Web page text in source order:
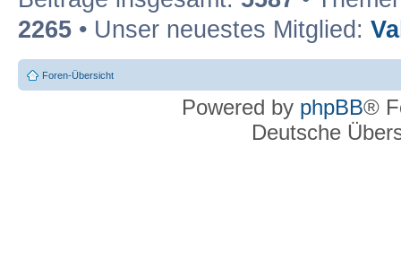
2265 • Unser neuestes Mitglied:
Foren-Übersicht
Powered by phpBB®
Deutsche